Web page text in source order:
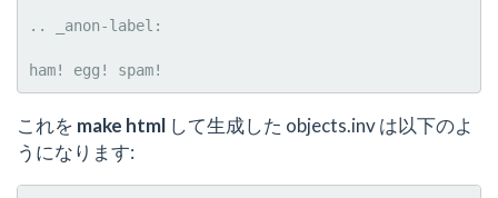
.. _anon-label:
これを make html して生成した objects.inv は以下のよ
うになります: